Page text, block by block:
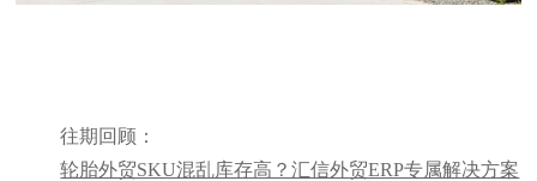
往期回顾：
轮胎外贸SKU混乱库存高？汇信外贸ERP专属解决方案